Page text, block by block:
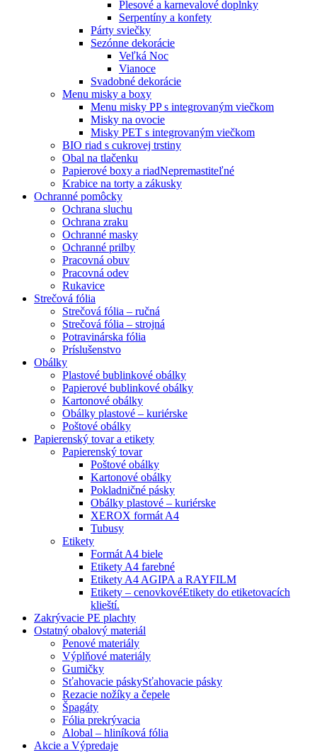
Plesové a karnevalové doplnky
Serpentíny a konfety
Párty sviečky
Sezónne dekorácie
Veľká Noc
Vianoce
Svadobné dekorácie
Menu misky a boxy
Menu misky PP s integrovaným viečkom
Misky na ovocie
Misky PET s integrovaným viečkom
BIO riad s cukrovej trstiny
Obal na tlačenku
Papierové boxy a riadNepremastiteľné
Krabice na torty a zákusky
Ochranné pomôcky
Ochrana sluchu
Ochrana zraku
Ochranné masky
Ochranné prilby
Pracovná obuv
Pracovná odev
Rukavice
Strečová fólia
Strečová fólia – ručná
Strečová fólia – strojná
Potravinárska fólia
Príslušenstvo
Obálky
Plastové bublinkové obálky
Papierové bublinkové obálky
Kartonové obálky
Obálky plastové – kuriérske
Poštové obálky
Papierenský tovar a etikety
Papierenský tovar
Poštové obálky
Kartonové obálky
Pokladničné pásky
Obálky plastové – kuriérske
XEROX formát A4
Tubusy
Etikety
Formát A4 biele
Etikety A4 farebné
Etikety A4 AGIPA a RAYFILM
Etikety – cenovkovéEtikety do etiketovacích
klieští.
Zakrývacie PE plachty
Ostatný obalový materiál
Penové materiály
Výplňové materiály
Gumičky
Sťahovacie páskySťahovacie pásky
Rezacie nožíky a čepele
Špagáty
Fólia prekrývacia
Alobal – hliníková fólia
Akcie a Výpredaje